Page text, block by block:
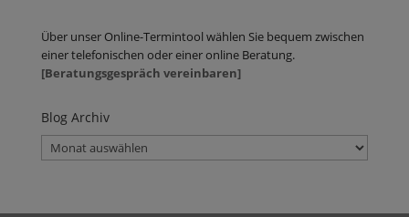
Über unser Online-Termintool wählen Sie bequem zwischen
einer telefonischen oder einer online Beratung.
[Beratungsgespräch vereinbaren]
Blog Archiv
Blog
Archiv